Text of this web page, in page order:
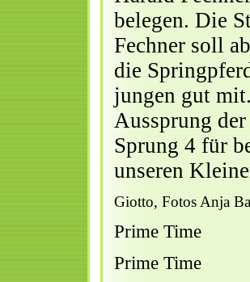
belegen. Die
Fechner soll
die
jungen gut
Aussprung
Sprung 4 für
unseren
Giotto, Fotos Anja
Prime Time
Prime Time